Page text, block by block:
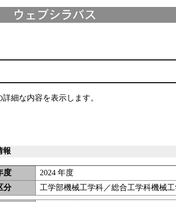
細な内容を表示します。
報
度
2024 年度
分
工学部機械工学科／総合工学科機械